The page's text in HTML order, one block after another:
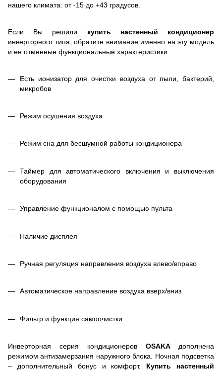
нашего климата: от -15 до +43 градусов.
Если Вы решили купить настенный кондиционер
инверторного типа, обратите внимание именно на эту модель
и ее отменные функциональные характеристики:
Есть ионизатор для очистки воздуха от пыли, бактерий,
микробов
Режим осушения воздуха
Режим сна для бесшумной работы кондиционера
Таймер для автоматического включения и выключения
оборудования
Управление функционалом с помощью пульта
Наличие дисплея
Ручная регуляция направления воздуха влево/вправо
Автоматическое направление воздуха вверх/вниз
Фильтр и функция самоочистки
Инверторная серия кондиционеров OSAKA дополнена
режимом антизамерзания наружного блока. Ночная подсветка
– дополнительный бонус и комфорт. Купить настенный